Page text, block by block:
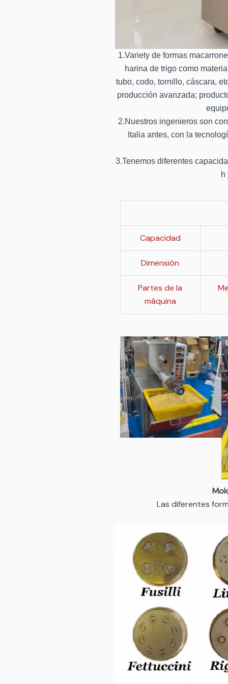
1.Variety de formas
harina de trigo como
tubo, codo, tornillo, cáscara,
producción avanzada;
2.Nuestros ingenieros son
Italia antes, con la
3.Tenemos diferentes
h
Capacidad
Dimensión
Partes de la
máquina
Las diferentes